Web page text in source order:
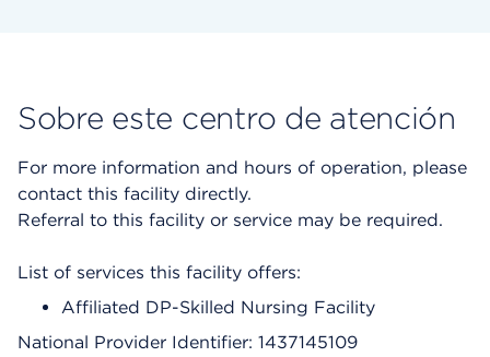
Sobre este centro de atención
For more information and hours of operation, please
contact this facility directly.
Referral to this facility or service may be required.
List of services this facility offers:
Affiliated DP-Skilled Nursing Facility
National Provider Identifier: 1437145109